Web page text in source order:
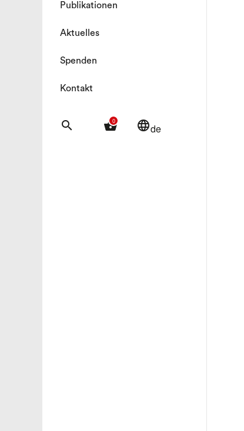
Publikationen
Aktuelles
Spenden
Kontakt
search 0
shopping_basket languagede